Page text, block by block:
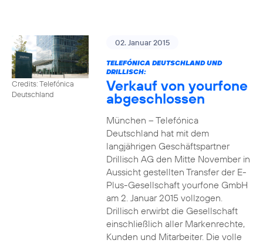
Credits: Telefónica
Deutschland
02. Januar 2015
TELEFÓNICA DEUTSCHLAND UND
DRILLISCH:
Verkauf von yourfone
abgeschlossen
München – Telefónica
Deutschland hat mit dem
langjährigen Geschäftspartner
Drillisch AG den Mitte November in
Aussicht gestellten Transfer der E-
Plus-Gesellschaft yourfone GmbH
am 2. Januar 2015 vollzogen.
Drillisch erwirbt die Gesellschaft
einschließlich aller Markenrechte,
Kunden und Mitarbeiter. Die volle